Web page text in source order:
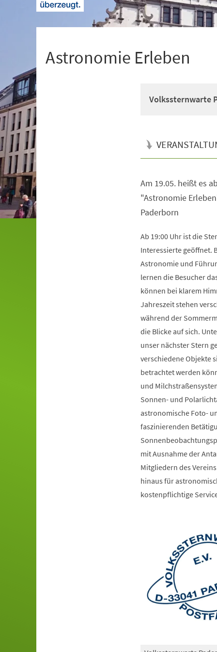
Astronomie Erleben
Volkssternwarte
Am 19.05. heißt es
"Astronomie
Paderborn
Ab 19:00 Uhr ist die
Interessierte geöffnet.
Astronomie und
lernen die Besucher
können bei klarem
Jahreszeit stehen
während der
die Blicke auf sich.
unser nächster Stern
verschiedene Objekte
betrachtet werden
und
Sonnen- und
astronomische Foto-
faszinierenden
mit Ausnahme der
Mitgliedern des
hinaus für
kostenpflichtige